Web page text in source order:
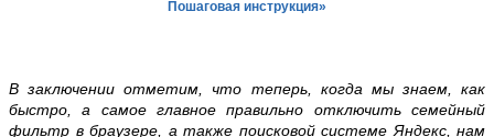
Пошаговая инструкция»
В заключении отметим, что теперь, когда мы знаем, как
быстро, а самое главное правильно отключить семейный
фильтр в браузере, а также поисковой системе Яндекс, нам